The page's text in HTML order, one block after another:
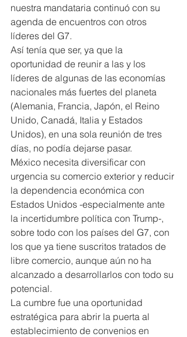
nuestra mandataria continuó con su
agenda de encuentros con otros
líderes del G7.
Así tenía que ser, ya que la
oportunidad de reunir a las y los
líderes de algunas de las economías
nacionales más fuertes del planeta
(Alemania, Francia, Japón, el Reino
Unido, Canadá, Italia y Estados
Unidos), en una sola reunión de tres
días, no podía dejarse pasar.
México necesita diversificar con
urgencia su comercio exterior y reducir
la dependencia económica con
Estados Unidos -especialmente ante
la incertidumbre política con Trump-,
sobre todo con los países del G7, con
los que ya tiene suscritos tratados de
libre comercio, aunque aún no ha
alcanzado a desarrollarlos con todo su
potencial.
La cumbre fue una oportunidad
estratégica para abrir la puerta al
establecimiento de convenios en